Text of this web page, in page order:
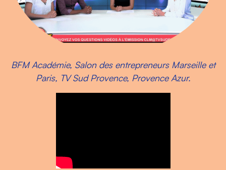
BFM Académie, Salon des entrepreneurs Marseille et
Paris, TV Sud Provence, Provence Azur.